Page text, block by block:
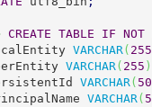
CREATE TABLE IF NOT
localEntity
VARCHAR( 255
peerEntity
VARCHAR( 255 )
persistentId
VARCHAR( 50
principalName
VARCHAR(